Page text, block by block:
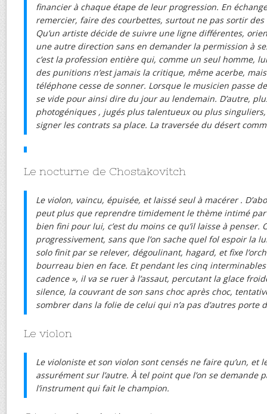
financier à chaque étape de leur progression. En
remercier, faire des courbettes, surtout ne pas sortir
Qu’un artiste décide de suivre une ligne différentes,
une autre direction sans en demander la permission à
c’est la profession entière qui, comme un seul homme,
des punitions n’est jamais la critique, même acerbe,
téléphone cesse de sonner. Lorsque le musicien passe
se vide pour ainsi dire du jour au lendemain. D’autre,
photogéniques , jugés plus talentueux ou plus
signer les contrats sa place. La traversée du désert
Le nocturne de Chostakovitch
Le violon, vaincu, épuisée, et laissé seul à macérer .
peut plus que reprendre timidement le thème intimé par
bien fini pour lui, c’est du moins ce qu’il laisse à penser.
progressivement, sans que l’on sache quel fol espoir la
solo finit par se relever, dégoulinant, hagard, et fixe
bourreau bien en face. Et pendant les cinq
cadence », il va se ruer à l’assaut, percutant la glace
silence, la couvrant de son sans choc après choc,
sombrer dans la folie de celui qui n’a pas d’autres porte
Le violon
Le violoniste et son violon sont censés ne faire qu’un, et
assurément sur l’autre. À tel point que l’on se demande
l’instrument qui fait le champion.